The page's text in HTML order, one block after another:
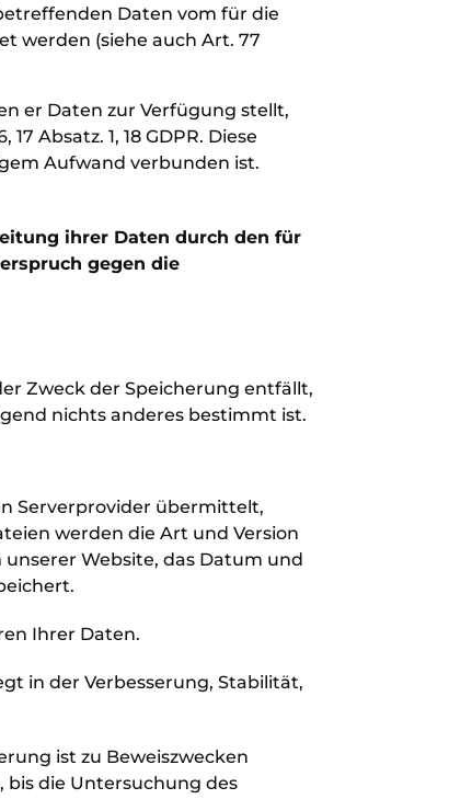
Daten vom für die
werden (siehe auch Art. 77
er Daten zur Verfügung stellt,
Absatz. 1, 18 GDPR. Diese
Aufwand verbunden ist.
ihrer Daten durch den für
gegen die
Zweck der Speicherung entfällt,
nichts anderes bestimmt ist.
Serverprovider übermittelt,
werden die Art und Version
unserer Website, das Datum und
Ihrer Daten.
in der Verbesserung, Stabilität,
ist zu Beweiszwecken
bis die Untersuchung des